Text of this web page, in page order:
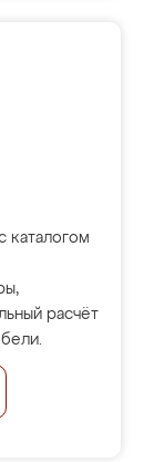
каталогом
расчёт